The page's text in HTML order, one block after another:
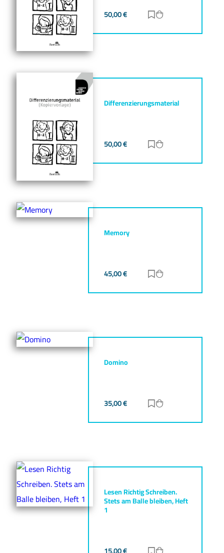
50,00€ Zur Merkliste
Differenzierungsmaterial
50,00€ Zur Merkliste
Memory
45,00€ Zur Merkliste
Domino
35,00€ Zur Merkliste
Lesen Richtig Schreiben.
Stets am Balle bleiben, Heft
1